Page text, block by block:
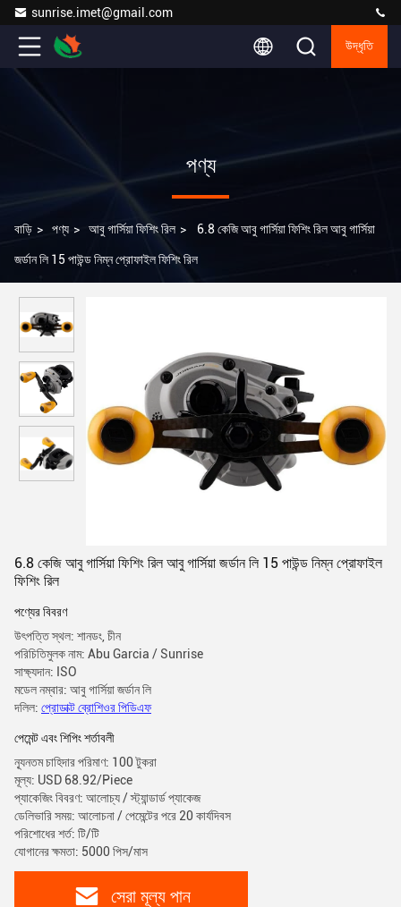
sunrise.imet@gmail.com
উদ্ধৃতি
পণ্য
বাড়ি > পণ্য > আবু গার্সিয়া ফিশিং রিল > 6.8 কেজি আবু গার্সিয়া ফিশিং রিল আবু গার্সিয়া
জর্ডান লি 15 পাউন্ড নিম্ন প্রোফাইল ফিশিং রিল
6.8 কেজি আবু গার্সিয়া ফিশিং রিল আবু গার্সিয়া জর্ডান লি 15 পাউন্ড নিম্ন প্রোফাইল
ফিশিং রিল
পণ্যের বিবরণ
উৎপত্তি স্থল: শানডং, চীন
পরিচিতিমুলক নাম: Abu Garcia / Sunrise
সাক্ষ্যদান: ISO
মডেল নম্বার: আবু গার্সিয়া জর্ডান লি
দলিল: প্রোডাক্ট ব্রোশিওর পিডিএফ
পেমেন্ট এবং শিপিং শর্তাবলী
ন্যূনতম চাহিদার পরিমাণ: 100 টুকরা
মূল্য: USD 68.92/Piece
প্যাকেজিং বিবরণ: আলোচ্য / স্ট্যান্ডার্ড প্যাকেজ
ডেলিভারি সময়: আলোচনা / পেমেন্টের পরে 20 কার্যদিবস
পরিশোধের শর্ত: টি/টি
যোগানের ক্ষমতা: 5000 পিস/মাস
সেরা মূল্য পান